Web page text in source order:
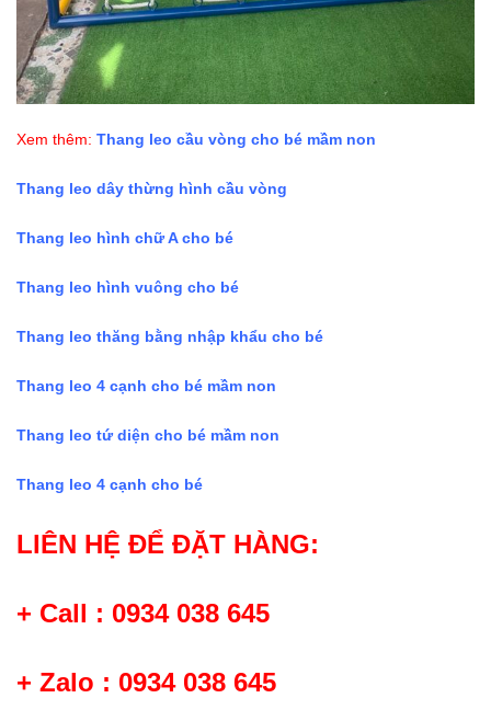
Xem thêm: Thang leo cầu vòng cho bé mầm non
Thang leo dây thừng hình cầu vòng
Thang leo hình chữ A cho bé
Thang leo hình vuông cho bé
Thang leo thăng bằng nhập khẩu cho bé
Thang leo 4 cạnh cho bé mầm non
Thang leo tứ diện cho bé mầm non
Thang leo 4 cạnh cho bé
LIÊN HỆ ĐỂ ĐẶT HÀNG:
+ Call : 0934 038 645
+ Zalo : 0934 038 645